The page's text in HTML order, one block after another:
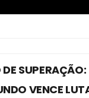
DE SUPERAÇÃO:
VENCE